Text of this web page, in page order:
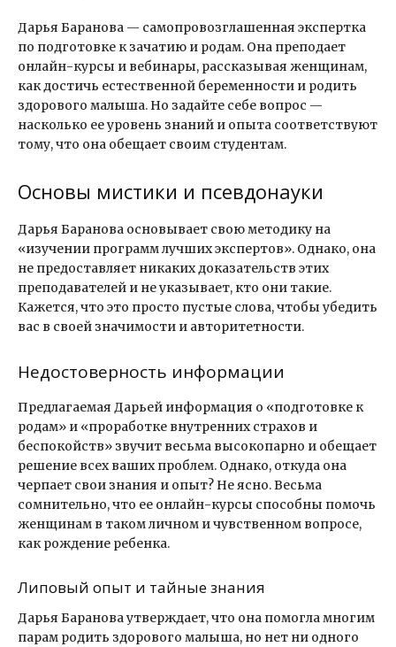
Дарья Баранова — самопровозглашенная экспертка
по подготовке к зачатию и родам. Она преподает
онлайн-курсы и вебинары, рассказывая женщинам,
как достичь естественной беременности и родить
здорового малыша. Но задайте себе вопрос —
насколько ее уровень знаний и опыта соответствуют
тому, что она обещает своим студентам.
Основы мистики и псевдонауки
Дарья Баранова основывает свою методику на
«изучении программ лучших экспертов». Однако, она
не предоставляет никаких доказательств этих
преподавателей и не указывает, кто они такие.
Кажется, что это просто пустые слова, чтобы убедить
вас в своей значимости и авторитетности.
Недостоверность информации
Предлагаемая Дарьей информация о «подготовке к
родам» и «проработке внутренних страхов и
беспокойств» звучит весьма высокопарно и обещает
решение всех ваших проблем. Однако, откуда она
черпает свои знания и опыт? Не ясно. Весьма
сомнительно, что ее онлайн-курсы способны помочь
женщинам в таком личном и чувственном вопросе,
как рождение ребенка.
Липовый опыт и тайные знания
Дарья Баранова утверждает, что она помогла многим
парам родить здорового малыша, но нет ни одного